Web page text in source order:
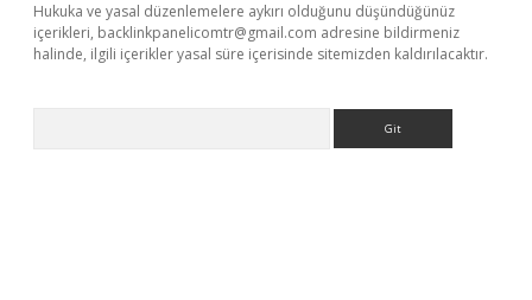
Hukuka ve yasal düzenlemelere aykırı olduğunu düşündüğünüz
içerikleri, backlinkpanelicomtr@gmail.com adresine bildirmeniz
halinde, ilgili içerikler yasal süre içerisinde sitemizden kaldırılacaktır.